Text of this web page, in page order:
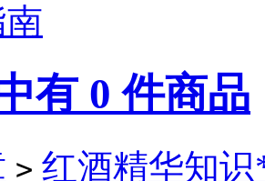
有 0 件商品
> 红酒精华知识